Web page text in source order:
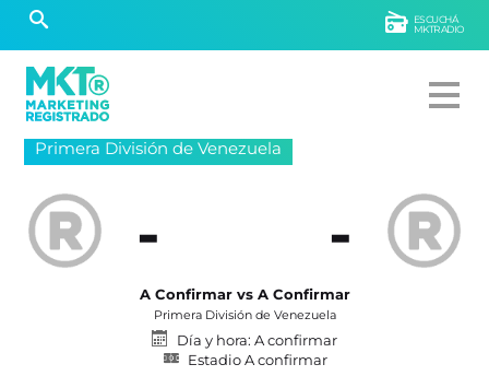
ESCUCHÁ
MKTRADIO
Primera División de Venezuela
- -
A Confirmar vs A Confirmar
Primera División de Venezuela
Día y hora: A confirmar
Estadio A confirmar